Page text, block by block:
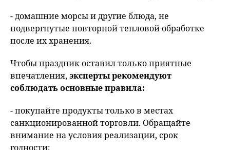
- домашние морсы и другие блюда, не
подвергнутые повторной тепловой обработке
после их хранения.
Чтобы праздник оставил только приятные
впечатления, эксперты рекомендуют
соблюдать основные правила:
- покупайте продукты только в местах
санкционированной торговли. Обращайте
внимание на условия реализации, срок
годности;